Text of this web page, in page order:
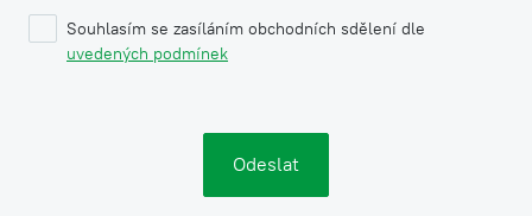
Souhlasím se zasíláním obchodních sdělení dle
uvedených podmínek